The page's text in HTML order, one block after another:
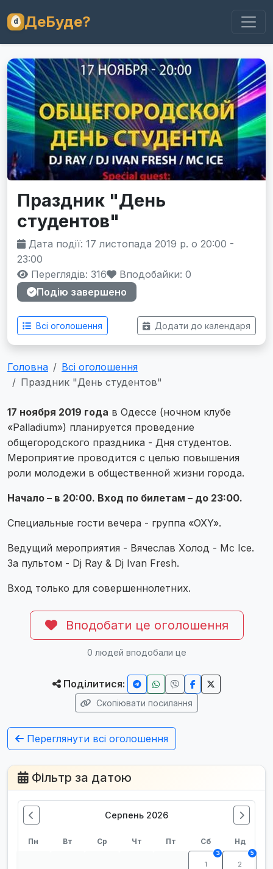
ДеБуде?
Праздник "День
студентов"
Дата події: 17 листопада 2019 р. о 20:00 -
23:00
Переглядів: 316
Вподобайки: 0
Подію завершено
Всі оголошення Додати до календаря
Головна
Всі оголошення
Праздник "День студентов"
17 ноября 2019 года в Одессе (ночном клубе
«Palladium») планируется проведение
общегородского праздника - Дня студентов.
Мероприятие проводится с целью повышения
роли молодежи в общественной жизни города.
Начало – в 20:00. Вход по билетам – до 23:00.
Специальные гости вечера - группа «OXY».
Ведущий мероприятия - Вячеслав Холод - Mc Ice.
За пультом - Dj Ray & Dj Ivan Fresh.
Вход только для совершеннолетних.
Вподобати це оголошення
0 людей вподобали це
Поділитися:
Скопіювати посилання
Переглянути всі оголошення
Фільтр за датою
Серпень 2026
Пн Вт Ср Чт Пт Сб Нд
1
3
2
5